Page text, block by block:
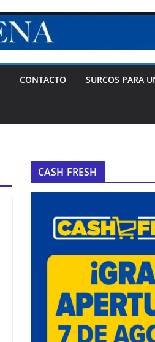
CONTACTO SURCOS PARA
CASH FRESH